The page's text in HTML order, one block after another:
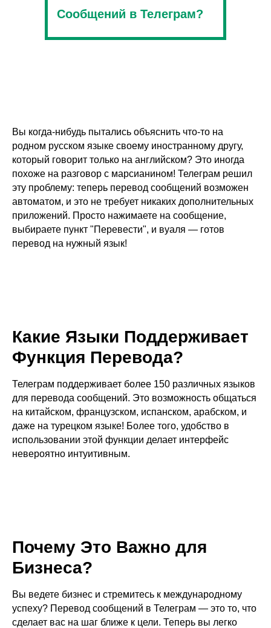
Сообщений в Телеграм?
Вы когда-нибудь пытались объяснить что-то на
родном русском языке своему иностранному другу,
который говорит только на английском? Это иногда
похоже на разговор с марсианином! Телеграм решил
эту проблему: теперь перевод сообщений возможен
автоматом, и это не требует никаких дополнительных
приложений. Просто нажимаете на сообщение,
выбираете пункт "Перевести", и вуаля — готов
перевод на нужный язык!
Какие Языки Поддерживает
Функция Перевода?
Телеграм поддерживает более 150 различных языков
для перевода сообщений. Это возможность общаться
на китайском, французском, испанском, арабском, и
даже на турецком языке! Более того, удобство в
использовании этой функции делает интерфейс
невероятно интуитивным.
Почему Это Важно для
Бизнеса?
Вы ведете бизнес и стремитесь к международному
успеху? Перевод сообщений в Телеграм — это то, что
сделает вас на шаг ближе к цели. Теперь вы легко